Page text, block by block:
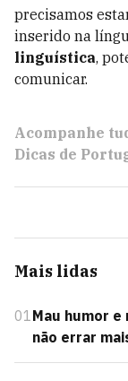
precisamos
inserido na
linguística,
comunicar.
Acompanhe
Dicas de
Mais lidas
01Mau humor
não errar